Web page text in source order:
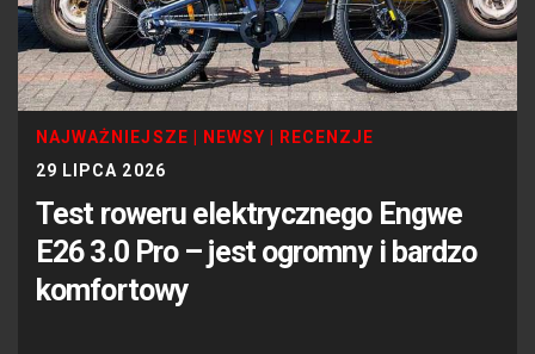
NAJWAŻNIEJSZE NEWSY
RECENZJE
29 LIPCA 2026
Test roweru elektrycznego Engwe
E26 3.0 Pro – jest ogromny i bardzo
komfortowy